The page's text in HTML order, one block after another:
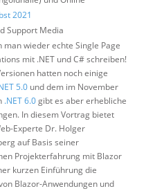
2021
Support Media
man wieder echte Single Page
mit .NET und C# schreiben!
hatten noch einige
5.0 und dem im November
.NET 6.0gibt es aber erhebliche
In diesem Vortrag bietet
Experte Dr. Holger
auf Basis seiner
Projekterfahrung mit Blazor
kurzen Einführung die
Blazor-Anwendungen und